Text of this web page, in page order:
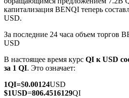
Фьючерсы на COIN-M
Деривативы на акции, форекс,
сырьевые товары
капитализация BENQI теперь
USD.
За последние 24 часа объем торгов
USD
В настоящее время курс QI к USD
за 1 QI. Это означает:
1QI=$0.00124USD
$1USD=806.4516129QI